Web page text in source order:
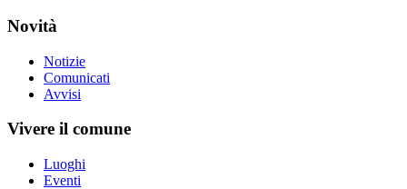
Novità
Notizie
Comunicati
Avvisi
Vivere il comune
Luoghi
Eventi